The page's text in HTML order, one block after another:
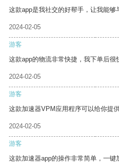
这款app是我社交的好帮手，让我能够
2024-02-05
游客
这款app的物流非常快捷，我下单后很
2024-02-05
游客
这款加速器VPM应用程序可以给你提
2024-02-05
游客
这款加速器app的操作非常简单，一键